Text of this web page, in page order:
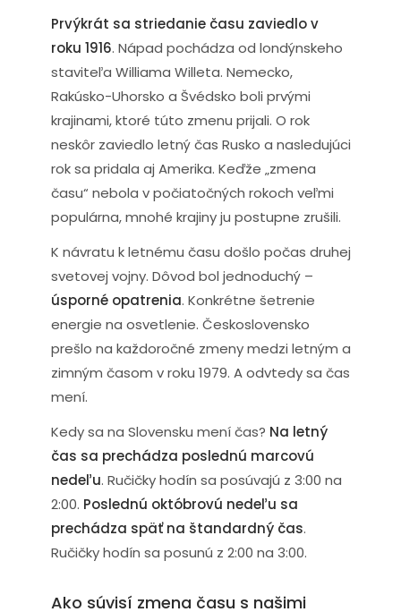
Prvýkrát sa striedanie času zaviedlo v
roku 1916. Nápad pochádza od londýnskeho
staviteľa Williama Willeta. Nemecko,
Rakúsko-Uhorsko a Švédsko boli prvými
krajinami, ktoré túto zmenu prijali. O rok
neskôr zaviedlo letný čas Rusko a nasledujúci
rok sa pridala aj Amerika. Keďže „zmena
času“ nebola v počiatočných rokoch veľmi
populárna, mnohé krajiny ju postupne zrušili.
K návratu k letnému času došlo počas druhej
svetovej vojny. Dôvod bol jednoduchý –
úsporné opatrenia. Konkrétne šetrenie
energie na osvetlenie. Československo
prešlo na každoročné zmeny medzi letným a
zimným časom v roku 1979. A odvtedy sa čas
mení.
Kedy sa na Slovensku mení čas? Na letný
čas sa prechádza poslednú marcovú
nedeľu. Ručičky hodín sa posúvajú z 3:00 na
2:00. Poslednú októbrovú nedeľu sa
prechádza späť na štandardný čas.
Ručičky hodín sa posunú z 2:00 na 3:00.
Ako súvisí zmena času s našimi